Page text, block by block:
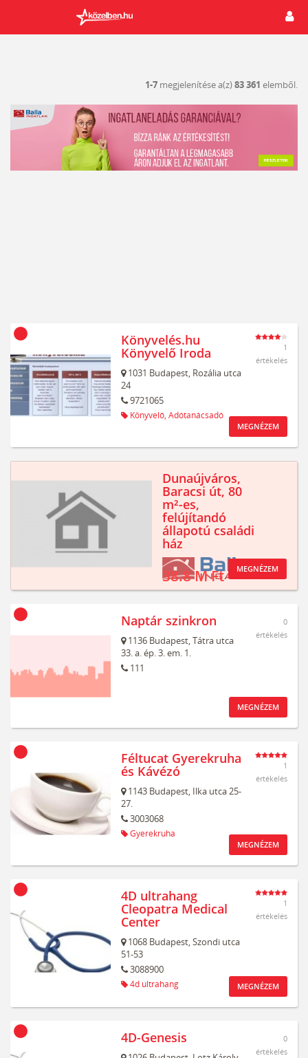
1-7 megjelenítése a(z)83 361 elemből.
Könyvelés.hu
Könyvelő Iroda
1031 Budapest, Rozália utca
24
9721065
Könyvelő, Adótanácsadó
1
értékelés
MEGNÉZEM
Dunaújváros,
Baracsi út, 80
m²-es,
felújítandó
állapotú családi
ház
38.8 M Ft MEGNÉZEM
Naptár szinkron
1136 Budapest,Tátra utca
33. a. ép. 3. em. 1.
111
0
értékelés
MEGNÉZEM
Féltucat Gyerekruha
és Kávézó
1143 Budapest, Ilka utca 25-
27.
3003068
Gyerekruha
1
értékelés
MEGNÉZEM
4D ultrahang
Cleopatra Medical
Center
1068 Budapest,Szondi utca
51-53
3088900
4d ultrahang
1
értékelés
MEGNÉZEM
4D-Genesis
0
értékelés